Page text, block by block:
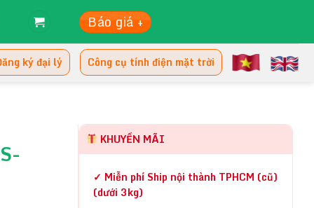
Báo giá +
ký đại lý Công cụ tính điện mặt trời
KHUYẾN MÃI
✓ Miễn phí Ship nội thành TPHCM (cũ)
(dưới 3kg)